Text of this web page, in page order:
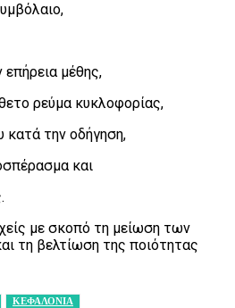
επήρεια μέθης,
ρεύμα κυκλοφορίας,
κατά την οδήγηση,
και
με σκοπό τη μείωση των
τη βελτίωση της ποιότητας
ΚΕΦΑΛΟΝΙΑ